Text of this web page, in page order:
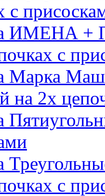
с
ИМЕНА +
с
Марка
на 2х
с